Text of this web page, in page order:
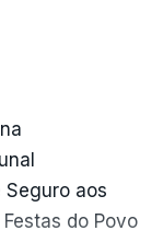
aos
do Povo